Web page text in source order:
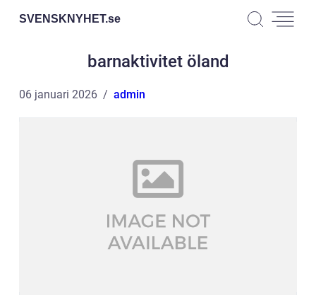
SVENSKNYHET.se
barnaktivitet öland
06 januari 2026 admin